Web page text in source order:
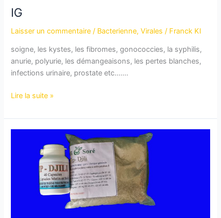
IG
Laisser un commentaire / Bacterienne,Virales / Franck KI
soigne, les kystes, les fibromes, gonococcies, la syphilis,
anurie, polyurie, les démangeaisons, les pertes blanches,
infections urinaire, prostate etc…….
Lire la suite »